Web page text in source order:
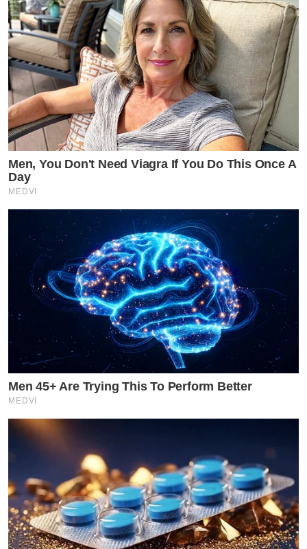
Men, You Don't Need Viagra If You Do This Once A
Day
MEDVI
Men 45+ Are Trying This To Perform Better
MEDVI